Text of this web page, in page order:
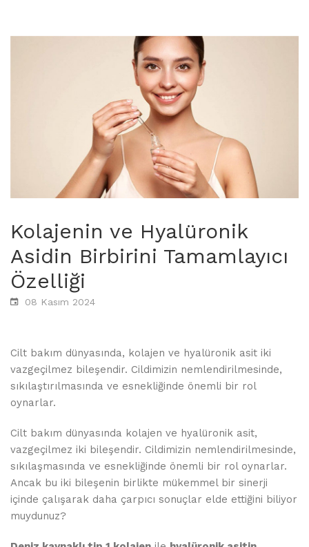
Kolajenin ve Hyalüronik
Asidin Birbirini Tamamlayıcı
Özelliği
08 Kasım 2024
Cilt bakım dünyasında, kolajen ve hyalüronik asit iki
vazgeçilmez bileşendir. Cildimizin nemlendirilmesinde,
sıkılaştırılmasında ve esnekliğinde önemli bir rol
oynarlar.
Cilt bakım dünyasında kolajen ve hyalüronik asit,
vazgeçilmez iki bileşendir. Cildimizin nemlendirilmesinde,
sıkılaşmasında ve esnekliğinde önemli bir rol oynarlar.
Ancak bu iki bileşenin birlikte mükemmel bir sinerji
içinde çalışarak daha çarpıcı sonuçlar elde ettiğini biliyor
muydunuz?